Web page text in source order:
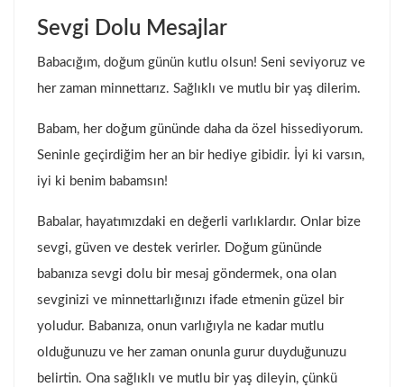
Sevgi Dolu Mesajlar
Babacığım, doğum günün kutlu olsun! Seni seviyoruz ve
her zaman minnettarız. Sağlıklı ve mutlu bir yaş dilerim.
Babam, her doğum gününde daha da özel hissediyorum.
Seninle geçirdiğim her an bir hediye gibidir. İyi ki varsın,
iyi ki benim babamsın!
Babalar, hayatımızdaki en değerli varlıklardır. Onlar bize
sevgi, güven ve destek verirler. Doğum gününde
babanıza sevgi dolu bir mesaj göndermek, ona olan
sevginizi ve minnettarlığınızı ifade etmenin güzel bir
yoludur. Babanıza, onun varlığıyla ne kadar mutlu
olduğunuzu ve her zaman onunla gurur duyduğunuzu
belirtin. Ona sağlıklı ve mutlu bir yaş dileyin, çünkü